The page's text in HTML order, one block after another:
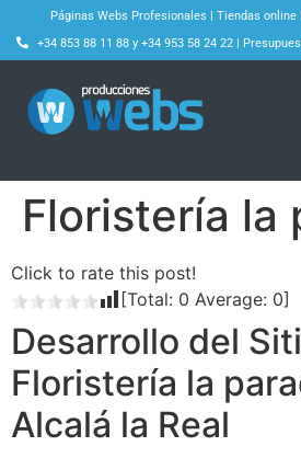
Páginas Webs Profesionales | Tiendas online
+34 853 88 11 88 y +34 953 58 24 22 |
Floristería la
Click to rate this post!
[Total: 0 Average: 0]
Desarrollo del
Floristería la
Alcalá la Real